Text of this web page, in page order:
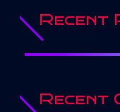
Recent
Recent